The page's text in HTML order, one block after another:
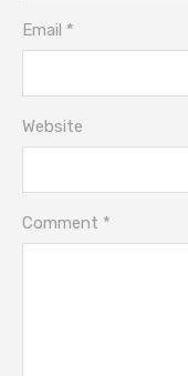
Email *
Website
Comment *